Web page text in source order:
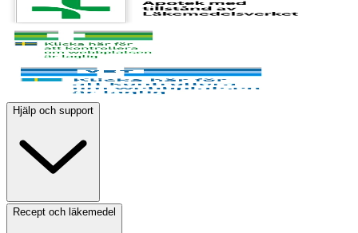
Hjälp och support
Recept och läkemedel